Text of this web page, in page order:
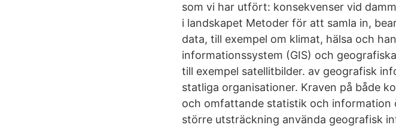
som vi har utfört: konsekvenser vid
i landskapet Metoder för att samla in,
data, till exempel om klimat, hälsa och
informationssystem (GIS) och
till exempel satellitbilder. av geografisk
statliga organisationer. Kraven på både
och omfattande statistik och information
större utsträckning använda geografisk